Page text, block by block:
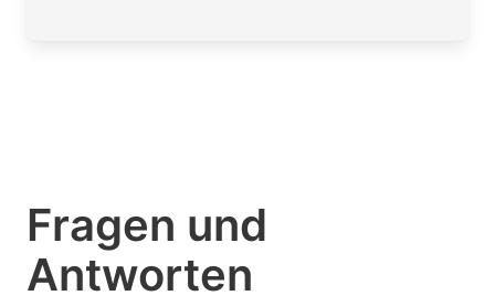
Fragen und
Antworten